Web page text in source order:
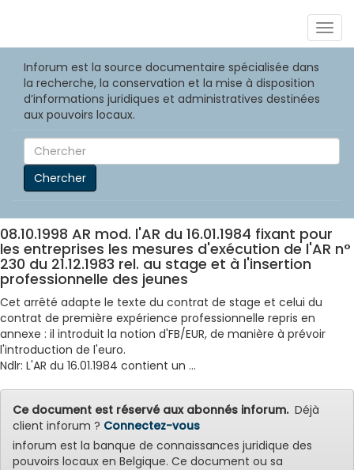
Inforum est la source documentaire spécialisée dans
la recherche, la conservation et la mise à disposition
d’informations juridiques et administratives destinées
aux pouvoirs locaux.
Chercher
08.10.1998 AR mod. l'AR du 16.01.1984 fixant pour
les entreprises les mesures d'exécution de l'AR n°
230 du 21.12.1983 rel. au stage et à l'insertion
professionnelle des jeunes
Cet arrêté adapte le texte du contrat de stage et celui du
contrat de première expérience professionnelle repris en
annexe : il introduit la notion d'FB/EUR, de manière à prévoir
l'introduction de l'euro.
Ndlr: L'AR du 16.01.1984 contient un ...
Ce document est réservé aux abonnés inforum.Déjà
client inforum ? Connectez-vous
inforum est la banque de connaissances juridique des
pouvoirs locaux en Belgique. Ce document ou sa